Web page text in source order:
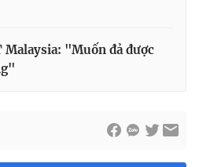
Malaysia: "Muốn đả được